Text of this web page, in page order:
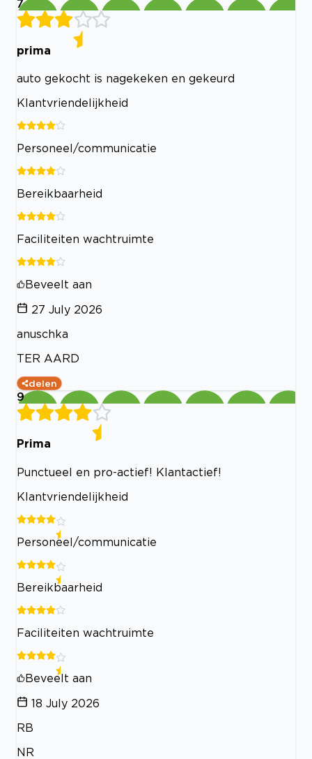
7
prima
auto gekocht is nagekeken en gekeurd
Klantvriendelijkheid
Personeel/communicatie
Bereikbaarheid
Faciliteiten wachtruimte
Beveelt aan
27 July 2026
anuschka
TER AARD
delen
9
Prima
Punctueel en pro-actief! Klantactief!
Klantvriendelijkheid
Personeel/communicatie
Bereikbaarheid
Faciliteiten wachtruimte
Beveelt aan
18 July 2026
RB
NR